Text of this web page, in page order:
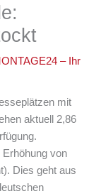
– Ihr
mit
aktuell 2,86
von
Dies geht aus